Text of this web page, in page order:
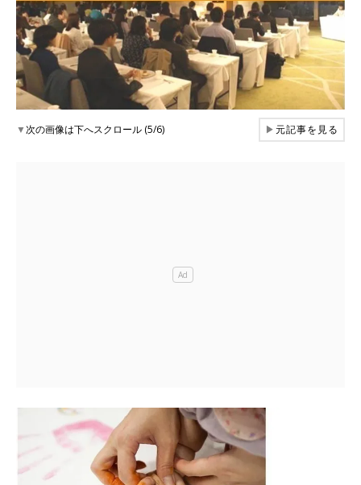
▼次の画像は下へスクロール (5/6) ▶元記事を見る